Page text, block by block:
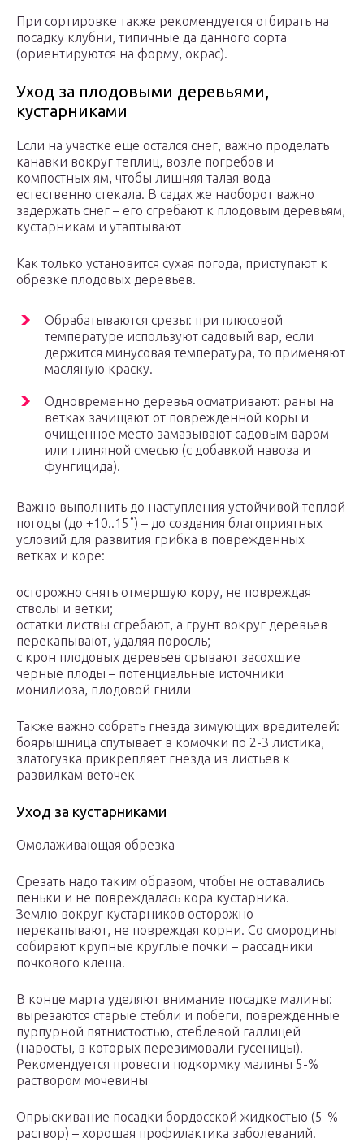
При сортировке также рекомендуется отбирать на
посадку клубни, типичные да данного сорта
(ориентируются на форму, окрас).
Уход за плодовыми деревьями,
кустарниками
Если на участке еще остался снег, важно проделать
канавки вокруг теплиц, возле погребов и
компостных ям, чтобы лишняя талая вода
естественно стекала. В садах же наоборот важно
задержать снег – его сгребают к плодовым деревьям,
кустарникам и утаптывают
Как только установится сухая погода, приступают к
обрезке плодовых деревьев.
Обрабатываются срезы: при плюсовой
температуре используют садовый вар, если
держится минусовая температура, то применяют
масляную краску.
Одновременно деревья осматривают: раны на
ветках зачищают от поврежденной коры и
очищенное место замазывают садовым варом
или глиняной смесью (с добавкой навоза и
фунгицида).
Важно выполнить до наступления устойчивой теплой
погоды (до +10..15˚) – до создания благоприятных
условий для развития грибка в поврежденных
ветках и коре:
осторожно снять отмершую кору, не повреждая
стволы и ветки;
остатки листвы сгребают, а грунт вокруг деревьев
перекапывают, удаляя поросль;
с крон плодовых деревьев срывают засохшие
черные плоды – потенциальные источники
монилиоза, плодовой гнили
Также важно собрать гнезда зимующих вредителей:
боярышница спутывает в комочки по 2-3 листика,
златогузка прикрепляет гнезда из листьев к
развилкам веточек
Уход за кустарниками
Омолаживающая обрезка
Срезать надо таким образом, чтобы не оставались
пеньки и не повреждалась кора кустарника.
Землю вокруг кустарников осторожно
перекапывают, не повреждая корни. Со смородины
собирают крупные круглые почки – рассадники
почкового клеща.
В конце марта уделяют внимание посадке малины:
вырезаются старые стебли и побеги, поврежденные
пурпурной пятнистостью, стеблевой галлицей
(наросты, в которых перезимовали гусеницы).
Рекомендуется провести подкормку малины 5-%
раствором мочевины
Опрыскивание посадки бордосской жидкостью (5-%
раствор) – хорошая профилактика заболеваний.